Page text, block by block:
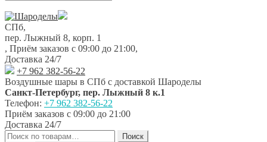
Перейти
к
навигации
Перейти
к
содержимому
СПб,
пер. Лыжный 8, корп. 1
, Приём заказов с 09:00 до 21:00,
Доставка 24/7
+7 962 382-56-22
Воздушные шары в СПб с доставкой Шароделы
Санкт-Петербург, пер. Лыжный 8 к.1
Телефон: +7 962 382-56-22
Приём заказов с 09:00 до 21:00
Доставка 24/7
Искать:
Поиск